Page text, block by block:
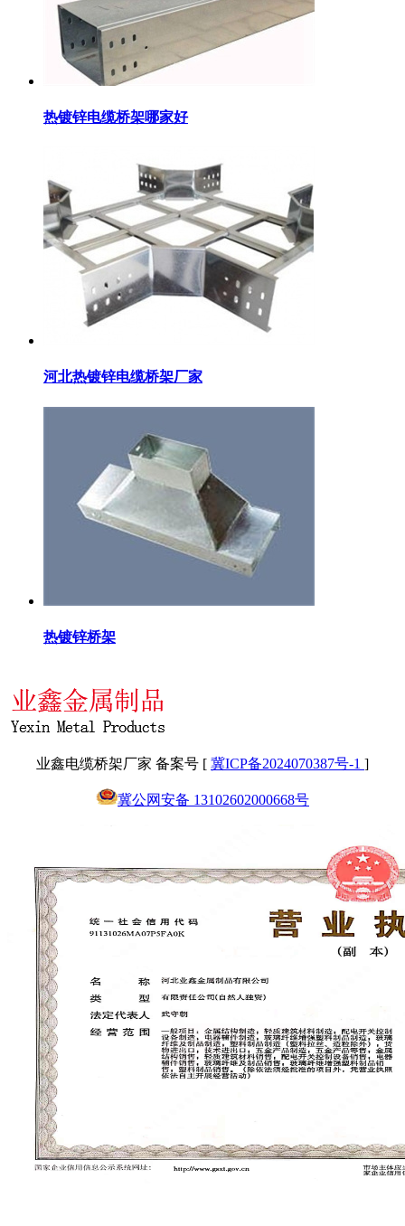
热镀锌电缆桥架哪家好
河北热镀锌电缆桥架厂家
热镀锌桥架
业鑫电缆桥架厂家 备案号 [ 冀ICP备2024070387号-1 ]
冀公网安备 13102602000668号